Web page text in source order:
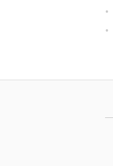
•
•